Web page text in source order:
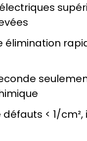
élimination
< 1/